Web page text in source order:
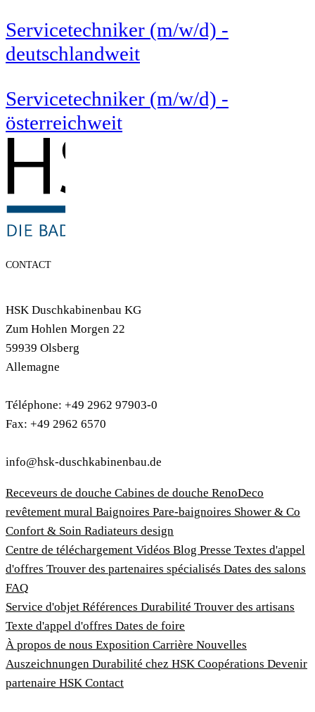
Servicetechniker (m/w/d) -
deutschlandweit
Servicetechniker (m/w/d) -
österreichweit
CONTACT
HSK Duschkabinenbau KG
Zum Hohlen Morgen 22
59939 Olsberg
Allemagne
Téléphone: +49 2962 97903-0
Fax: +49 2962 6570
info@hsk-duschkabinenbau.de
Receveurs de douche Cabines de douche RenoDeco
revêtement mural Baignoires Pare-baignoires Shower & Co
Confort & Soin Radiateurs design
Centre de téléchargement Vidéos Blog Presse Textes d'appel
d'offres Trouver des partenaires spécialisés Dates des salons
FAQ
Service d'objet Références Durabilité Trouver des artisans
Texte d'appel d'offres Dates de foire
À propos de nous Exposition Carrière Nouvelles
Auszeichnungen Durabilité chez HSK Coopérations Devenir
partenaire HSK Contact